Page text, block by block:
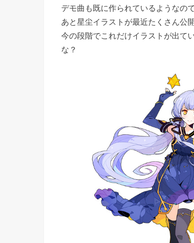
デモ曲も既に作られているようなの
あと星尘イラストが最近たくさん公
今の段階でこれだけイラストが出て
な？